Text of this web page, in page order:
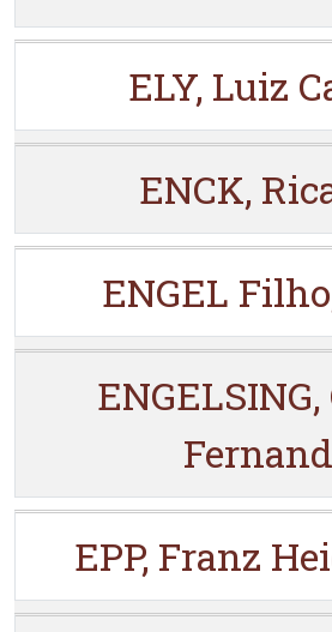
ELY, Luiz
ENCK,
ENGEL
EPP, Franz